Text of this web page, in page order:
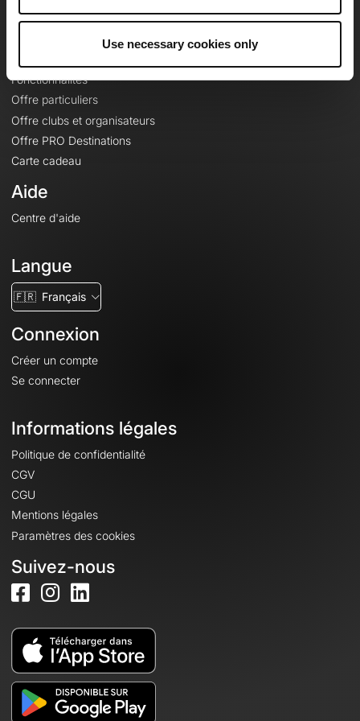
Use necessary cookies only
Fonctionnalités
Offre particuliers
Offre clubs et organisateurs
Offre PRO Destinations
Carte cadeau
Aide
Centre d'aide
Langue
🇫🇷 Français
Connexion
Créer un compte
Se connecter
Informations légales
Politique de confidentialité
CGV
CGU
Mentions légales
Paramètres des cookies
Suivez-nous